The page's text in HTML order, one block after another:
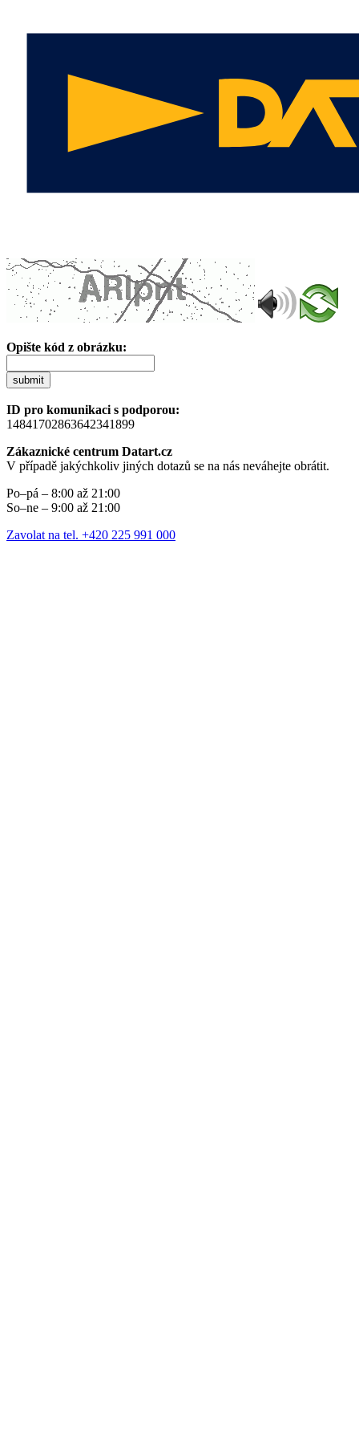
Opište kód z obrázku:
submit
ID pro komunikaci s podporou:
14841702863642341899
Zákaznické centrum Datart.cz
V případě jakýchkoliv jiných dotazů se na nás neváhejte obrátit.
Po–pá – 8:00 až 21:00
So–ne – 9:00 až 21:00
Zavolat na tel. +420 225 991 000